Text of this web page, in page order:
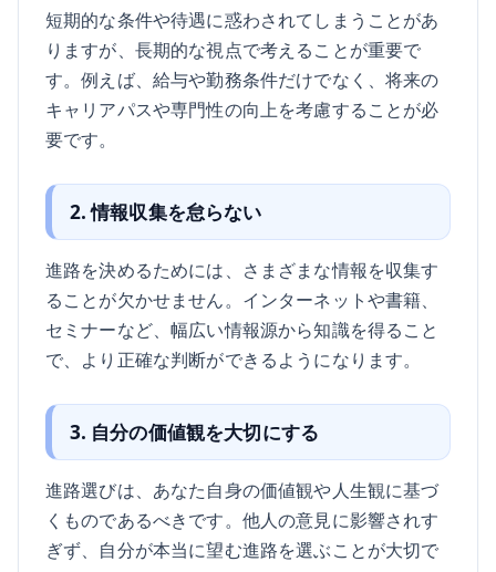
短期的な条件や待遇に惑わされてしまうことがあ
りますが、長期的な視点で考えることが重要で
す。例えば、給与や勤務条件だけでなく、将来の
キャリアパスや専門性の向上を考慮することが必
要です。
2. 情報収集を怠らない
進路を決めるためには、さまざまな情報を収集す
ることが欠かせません。インターネットや書籍、
セミナーなど、幅広い情報源から知識を得ること
で、より正確な判断ができるようになります。
3. 自分の価値観を大切にする
進路選びは、あなた自身の価値観や人生観に基づ
くものであるべきです。他人の意見に影響されす
ぎず、自分が本当に望む進路を選ぶことが大切で